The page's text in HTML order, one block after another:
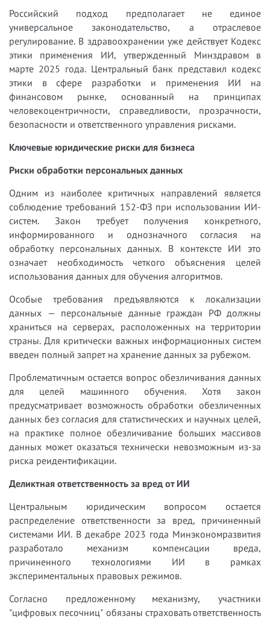
Российский подход предполагает не единое
универсальное законодательство, а отраслевое
регулирование. В здравоохранении уже действует Кодекс
этики применения ИИ, утвержденный Минздравом в
марте 2025 года. Центральный банк представил кодекс
этики в сфере разработки и применения ИИ на
финансовом рынке, основанный на принципах
человекоцентричности, справедливости, прозрачности,
безопасности и ответственного управления рисками.
Ключевые юридические риски для бизнеса
Риски обработки персональных данных
Одним из наиболее критичных направлений является
соблюдение требований 152-ФЗ при использовании ИИ-
систем. Закон требует получения конкретного,
информированного и однозначного согласия на
обработку персональных данных. В контексте ИИ это
означает необходимость четкого объяснения целей
использования данных для обучения алгоритмов.
Особые требования предъявляются к локализации
данных — персональные данные граждан РФ должны
храниться на серверах, расположенных на территории
страны. Для критически важных информационных систем
введен полный запрет на хранение данных за рубежом.
Проблематичным остается вопрос обезличивания данных
для целей машинного обучения. Хотя закон
предусматривает возможность обработки обезличенных
данных без согласия для статистических и научных целей,
на практике полное обезличивание больших массивов
данных может оказаться технически невозможным из-за
риска реидентификации.
Деликтная ответственность за вред от ИИ
Центральным юридическим вопросом остается
распределение ответственности за вред, причиненный
системами ИИ. В декабре 2023 года Минэкономразвития
разработало механизм компенсации вреда,
причиненного технологиями ИИ в рамках
экспериментальных правовых режимов.
Согласно предложенному механизму, участники
"цифровых песочниц" обязаны страховать ответственность